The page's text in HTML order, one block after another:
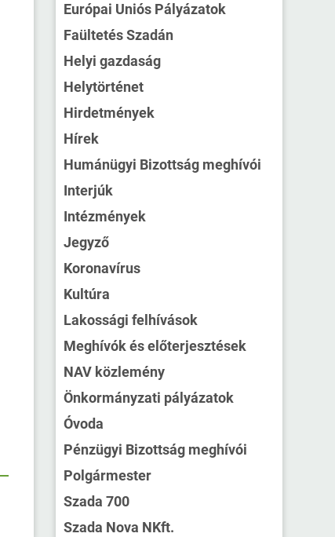
Európai Uniós Pályázatok
Faültetés Szadán
Helyi gazdaság
Helytörténet
Hirdetmények
Hírek
Humánügyi Bizottság meghívói
Interjúk
Intézmények
Jegyző
Koronavírus
Kultúra
Lakossági felhívások
Meghívók és előterjesztések
NAV közlemény
Önkormányzati pályázatok
Óvoda
Pénzügyi Bizottság meghívói
Polgármester
Szada 700
Szada Nova NKft.